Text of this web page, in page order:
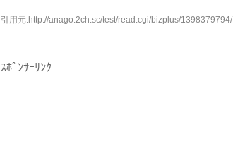
引用元:http://anago.2ch.sc/test/read.cgi/bizplus/1398379794/
ｽﾎﾟﾝｻｰﾘﾝｸ